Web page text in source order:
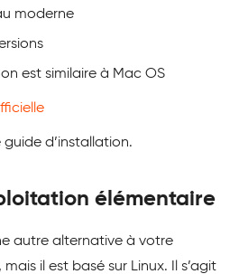
moderne
est similaire à Mac OS
d’installation.
élémentaire
autre alternative à votre
il est basé sur Linux. Il s’agit